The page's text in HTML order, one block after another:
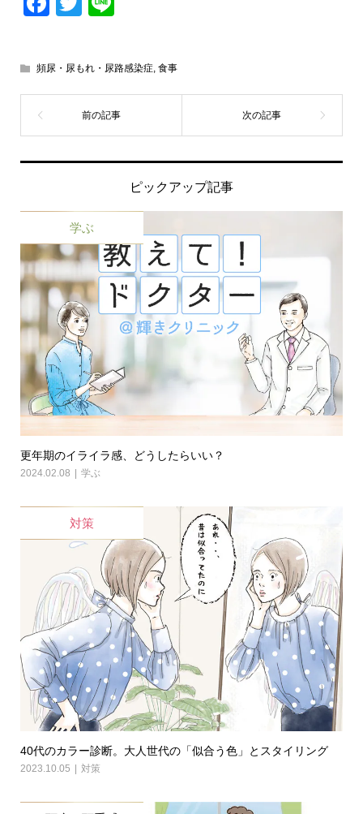
頻尿・尿もれ・尿路感染症, 食事
ピックアップ記事
学ぶ
更年期のイライラ感、どうしたらいい？
2024.02.08 学ぶ
対策
40代のカラー診断。大人世代の「似合う色」とスタイリング
2023.10.05 対策